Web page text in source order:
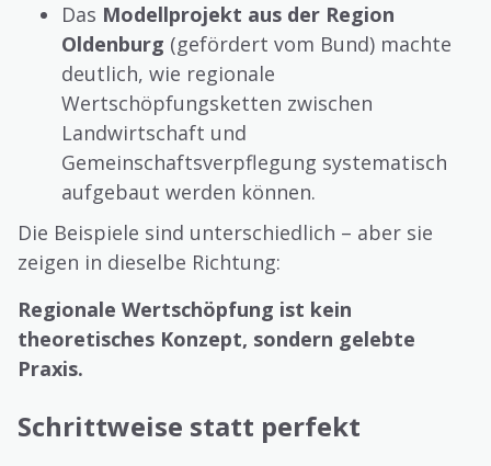
Das Modellprojekt aus der Region
Oldenburg (gefördert vom Bund) machte
deutlich, wie regionale
Wertschöpfungsketten zwischen
Landwirtschaft und
Gemeinschaftsverpflegung systematisch
aufgebaut werden können.
Die Beispiele sind unterschiedlich – aber sie
zeigen in dieselbe Richtung:
Regionale Wertschöpfung ist kein
theoretisches Konzept, sondern gelebte
Praxis.
Schrittweise statt perfekt